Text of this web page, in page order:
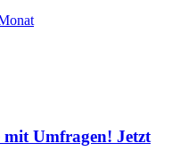
mit Umfragen! Jetzt